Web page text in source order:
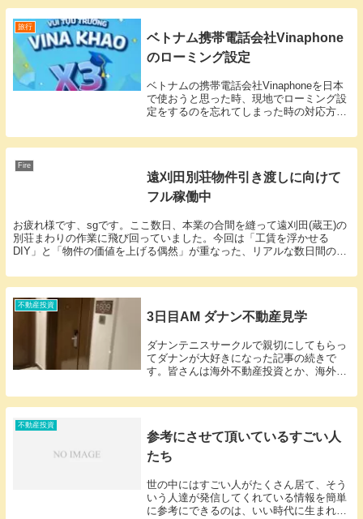
旅行
ベトナム携帯電話会社Vinaphone
のローミング設定
ベトナムの携帯電話会社Vinaphoneを日本
で使おうと思った時、現地でローミング設
定をするのを忘れてしまった時の対応方
いるのか？と思いながら、他に検索しても
出てこなかった事と、Vinaphoneの対応...
Fire
遠刈田別荘物件引き渡しに向けて
フル稼働中
お疲れ様です、sgです。ここ数日、本業の合間を縫って遠刈田(蔵王)の
別荘まわりの作業に飛び回っていました。今回は「工賃を浮かせる
DIY」と「物件の価値を上げる偶然」が重なった、リアルな数日間の記
不動産投資
3日目AM ダナン不動産見学
ダナンテニスサークルで親切にしてもらっ
てダナンが大好きになった記事の続きで
す。皆さんは海外不動産投資とか、海外移
つのとか）興味はありませんか？私は3つ
とも興味があり、ダナンを知ったのはダナ
不動産投資
参考にさせて頂いているすごい人
たち
世の中にはすごい人がたくさん居て、そう
いう人達が発信してくれている情報を簡単
に参考にできるのは、いい時代に生まれた